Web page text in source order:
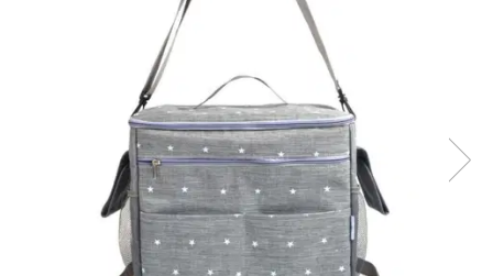
Poarta siguranta copii
Deflectoare pentru aer conditionat
Protectii exterior
Casti antifonice pentru copii si
Echipament protectie bicicleta si